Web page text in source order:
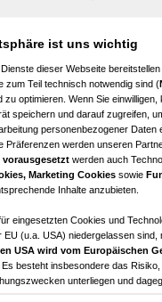
in
ist uns wichtig
dieser Webseite
zum Teil technisch notwendig sind (
zu optimieren. Wenn Sie
speichern und darauf zugreifen,
personenbezogener
Präferenzen werden unseren
werden auch
Marketing Cookies sowie
Inhalte anzubieten.
eingesetzten Cookies und
EU (u.a. USA) niedergelassen
USA wird vom Europäischen
Es besteht insbesondere das
unterliegen und